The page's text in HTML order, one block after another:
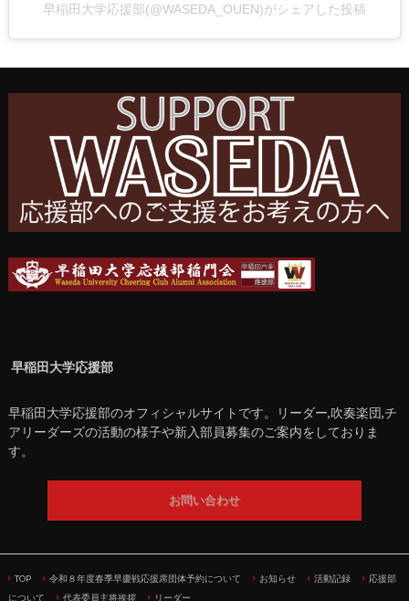
早稲田大学応援部(@WASEDA_OUEN)がシェアした投稿
早稲田大学応援部
早稲田大学応援部のオフィシャルサイトです。リーダー,吹奏楽団,チ
アリーダーズの活動の様子や新入部員募集のご案内をしておりま
す。
お問い合わせ
TOP 令和８年度春季早慶戦応援席団体予約について お知らせ 活動記録
応援部
について
代表委員主将挨拶 リーダー